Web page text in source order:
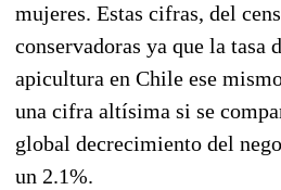
mujeres. Estas cifras, del
conservadoras ya que la tasa
apicultura en Chile ese
una cifra altísima si se
global decrecimiento del
un 2.1%.